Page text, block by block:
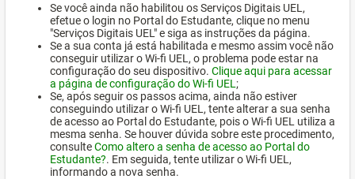
Se você ainda não habilitou os Serviços Digitais UEL,
efetue o login no Portal do Estudante, clique no menu
"Serviços Digitais UEL" e siga as instruções da página.
Se a sua conta já está habilitada e mesmo assim você não
conseguir utilizar o Wi-fi UEL, o problema pode estar na
configuração do seu dispositivo. Clique aqui para acessar
a página de configuração do Wi-fi UEL ;
Se, após seguir os passos acima, ainda não estiver
conseguindo utilizar o Wi-fi UEL, tente alterar a sua senha
de acesso ao Portal do Estudante, pois o Wi-fi UEL utiliza a
mesma senha. Se houver dúvida sobre este procedimento,
consulteComo altero a senha de acesso ao Portal do
Estudante?. Em seguida, tente utilizar o Wi-fi UEL,
informando a nova senha.